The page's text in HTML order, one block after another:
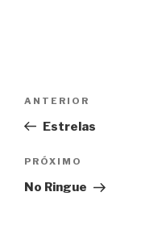
Post
Anterior
ANTERIOR
Estrelas
Próximo
PRÓXIMO
No Ringue